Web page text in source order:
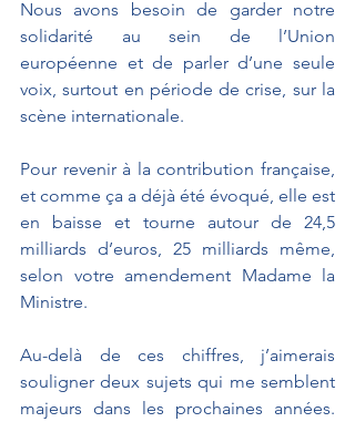
Nous avons besoin de garder notre
solidarité au sein de l’Union
européenne et de parler d’une seule
voix, surtout en période de crise, sur la
scène internationale.
Pour revenir à la contribution française,
et comme ça a déjà été évoqué, elle est
en baisse et tourne autour de 24,5
milliards d’euros, 25 milliards même,
selon votre amendement Madame la
Ministre.
Au-delà de ces chiffres, j’aimerais
souligner deux sujets qui me semblent
majeurs dans les prochaines années.